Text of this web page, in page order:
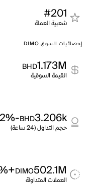
#201
شعبية العملة
إحصائيات السوق DIMO
1.173M
BHD
القيمة السوقية
3.206k
BHD
-52.32%
حجم التداول (24 ساعة)
502.1M
DIMO
+50.21%
العملات المتداولة